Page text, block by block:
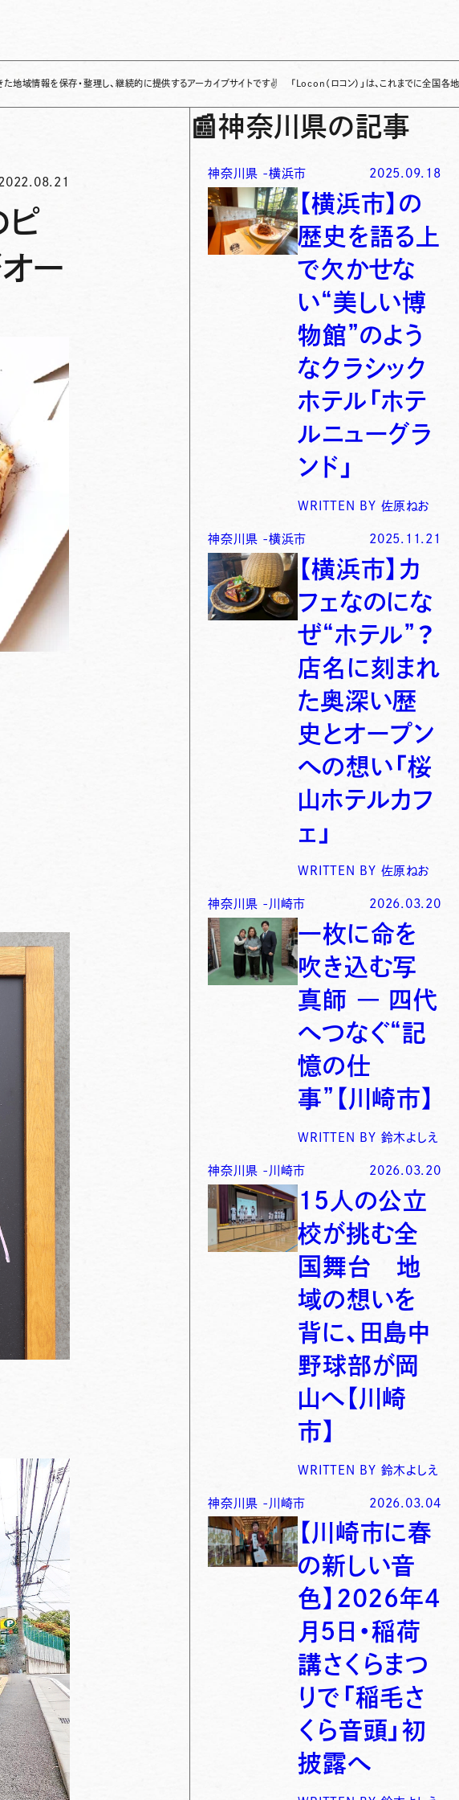
・整理し、継続的に提供するアーカイブサイトです✌ 「Locon（ロコン）」は、これまでに全国各地で発信されて
ピ
ー
📰神奈川県の記事
神奈川県 -横浜市 2025.09.18
【横浜市】の
歴史を語る上
で欠かせな
い“美しい博
物館”のよう
なクラシック
ホテル「ホテ
ルニューグラ
ンド」
WRITTEN BY 佐原ねお
神奈川県 -横浜市 2025.11.21
【横浜市】カ
フェなのにな
ぜ“ホテル”？
店名に刻まれ
た奥深い歴
史とオープン
への想い「桜
山ホテルカフ
ェ」
WRITTEN BY 佐原ねお
神奈川県 - 川崎市 2026.03.20
一枚に命を
吹き込む写
真師 ― 四代
へつなぐ“記
憶の仕
事”【川崎市】
WRITTEN BY 鈴木よしえ
神奈川県 - 川崎市 2026.03.20
15人の公立
校が挑む全
国舞台 地
域の想いを
背に、田島中
野球部が岡
山へ【川崎
市】
WRITTEN BY 鈴木よしえ
神奈川県 - 川崎市 2026.03.04
【川崎市に春
の新しい音
色】2026年4
月5日・稲荷
講さくらまつ
りで「稲毛さ
くら音頭」初
披露へ